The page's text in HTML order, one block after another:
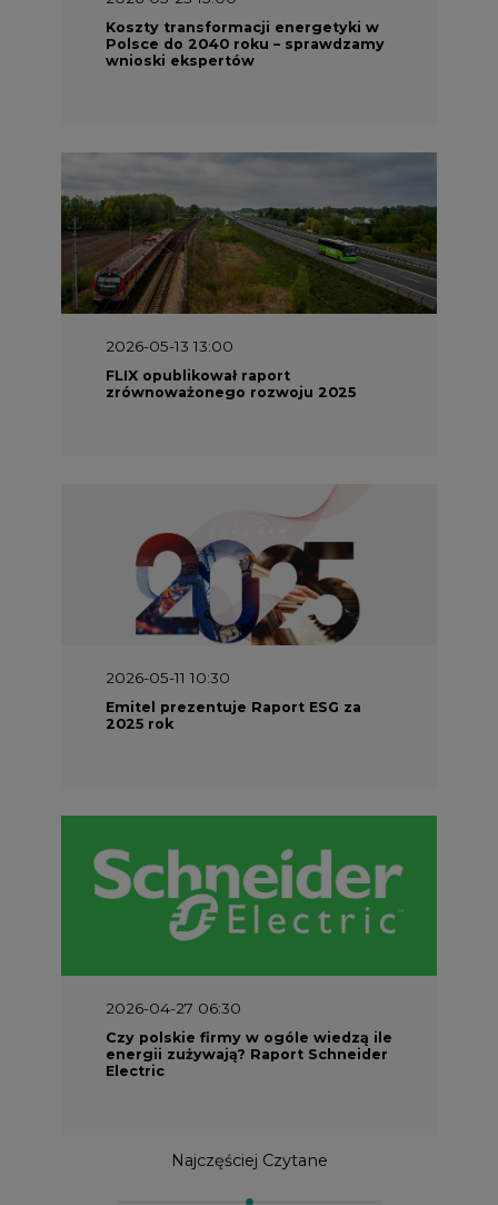
Koszty transformacji energetyki w
Polsce do 2040 roku – sprawdzamy
wnioski ekspertów
2026-05-13 13:00
FLIX opublikował raport
zrównoważonego rozwoju 2025
2026-05-11 10:30
Emitel prezentuje Raport ESG za
2025 rok
2026-04-27 06:30
Czy polskie firmy w ogóle wiedzą ile
energii zużywają? Raport Schneider
Electric
Najczęściej Czytane